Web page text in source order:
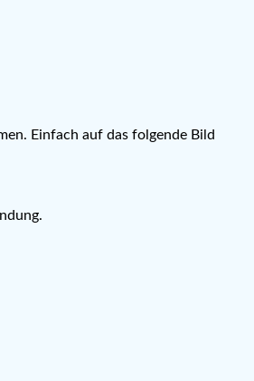
Einfach auf das folgende Bild